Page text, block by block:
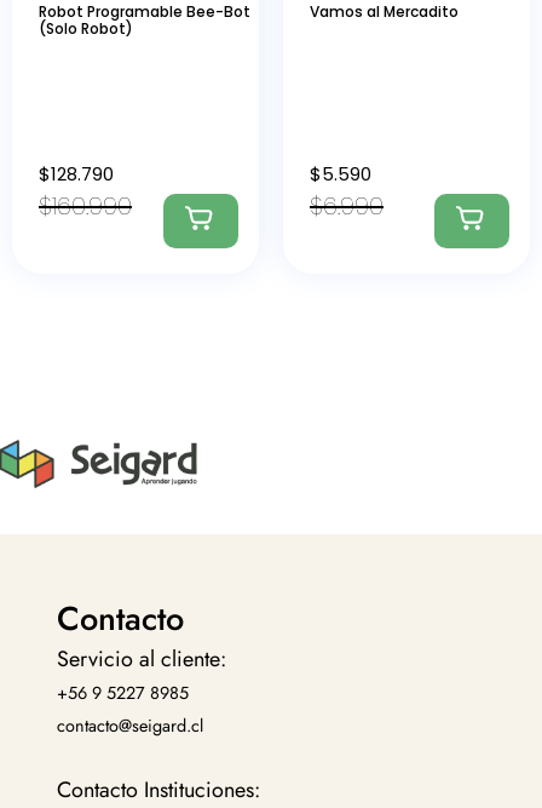
Robot Programable Bee-Bot
(Solo Robot)
$160.990
$128.790
Vamos al Mercadito
$6.990
$5.590
Contacto
Servicio al cliente:
+56 9 5227 8985
contacto@seigard.cl
Contacto Instituciones: